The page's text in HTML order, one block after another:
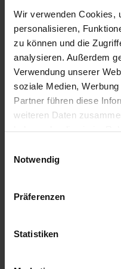
Wir verwenden Cookies,
personalisieren,
zu können und die
analysieren. Außerdem
Verwendung unserer
soziale Medien,
Partner führen diese
weiteren Daten
Notwendig
Präferenzen
Statistiken
Maß: 6426 x 3370 mm (in
Unsere
3.500,00 Euro inkl. MwSt.